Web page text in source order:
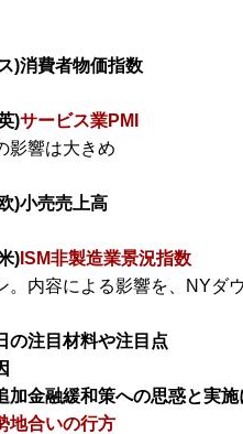
ス)消費者物価指数
)サービス業PMI
影響は大きめ
欧)小売売上高
) ISM非製造業景況指数
。内容による影響を、NYダ
の注目材料や注目点
加金融緩和策への思惑と実
地合いの行方